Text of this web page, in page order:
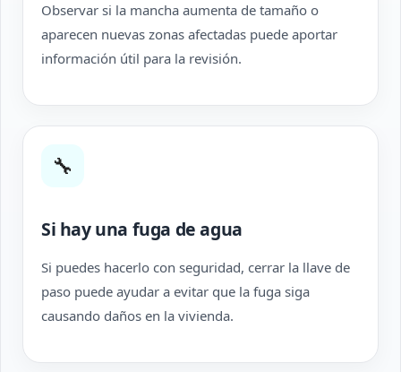
Observar si la mancha aumenta de tamaño o
aparecen nuevas zonas afectadas puede aportar
información útil para la revisión.
🔧
Si hay una fuga de agua
Si puedes hacerlo con seguridad, cerrar la llave de
paso puede ayudar a evitar que la fuga siga
causando daños en la vivienda.